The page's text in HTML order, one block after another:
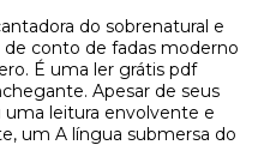
do sobrenatural e
conto de fadas moderno
É uma ler grátis pdf
Apesar de seus
leitura envolvente e
um A língua submersa do